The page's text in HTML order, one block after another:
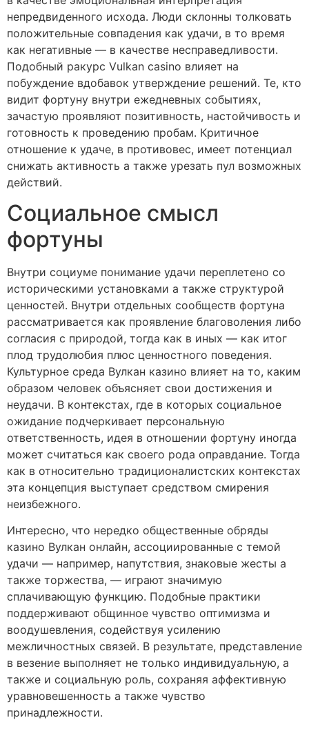
непредвиденного исхода. Люди склонны толковать
положительные совпадения как удачи, в то время
как негативные — в качестве несправедливости.
Подобный ракурс Vulkan casino влияет на
побуждение вдобавок утверждение решений. Те, кто
видит фортуну внутри ежедневных событиях,
зачастую проявляют позитивность, настойчивость и
готовность к проведению пробам. Критичное
отношение к удаче, в противовес, имеет потенциал
снижать активность а также урезать пул возможных
действий.
Социальное смысл
фортуны
Внутри социуме понимание удачи переплетено со
историческими установками а также структурой
ценностей. Внутри отдельных сообществ фортуна
рассматривается как проявление благоволения либо
согласия с природой, тогда как в иных — как итог
плод трудолюбия плюс ценностного поведения.
Культурное среда Вулкан казино влияет на то, каким
образом человек объясняет свои достижения и
неудачи. В контекстах, где в которых социальное
ожидание подчеркивает персональную
ответственность, идея в отношении фортуну иногда
может считаться как своего рода оправдание. Тогда
как в относительно традиционалистских контекстах
эта концепция выступает средством смирения
неизбежного.
Интересно, что нередко общественные обряды
казино Вулкан онлайн, ассоциированные с темой
удачи — например, напутствия, знаковые жесты а
также торжества, — играют значимую
сплачивающую функцию. Подобные практики
поддерживают общинное чувство оптимизма и
воодушевления, содействуя усилению
межличностных связей. В результате, представление
в везение выполняет не только индивидуальную, а
также и социальную роль, сохраняя аффективную
уравновешенность а также чувство
принадлежности.